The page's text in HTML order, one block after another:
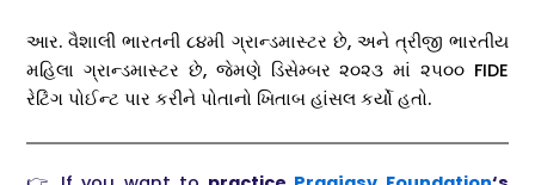
આર. વૈશાલી ભારતની ૮૪મી ગ્રાન્ડમાસ્ટર છે, અને ત્રીજી ભારતીય
મહિલા ગ્રાન્ડમાસ્ટર છે, જેમણે ડિસેમ્બર ૨૦૨૩ માં ૨૫૦૦ FIDE
રેટિંગ પોઈન્ટ પાર કરીને પોતાનો ખિતાબ હાંસલ કર્યો હતો.